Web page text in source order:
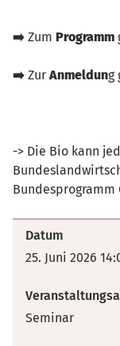
➡️ Zum Programm
➡️ ZurAnmeldung
-> Die Bio kann
Bundesprogramm
Datum
25. Juni 2026
Seminar